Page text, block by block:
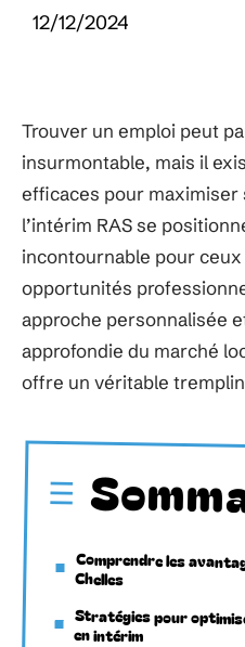
12/12/2024
Trouver un emploi peut
insurmontable, mais il
efficaces pour maximiser
l’intérim RAS se
incontournable pour
opportunités
approche personnalisée
approfondie du marché
offre un véritable tremplin
Comprendre les
Chelles
Stratégies pour
en intérim